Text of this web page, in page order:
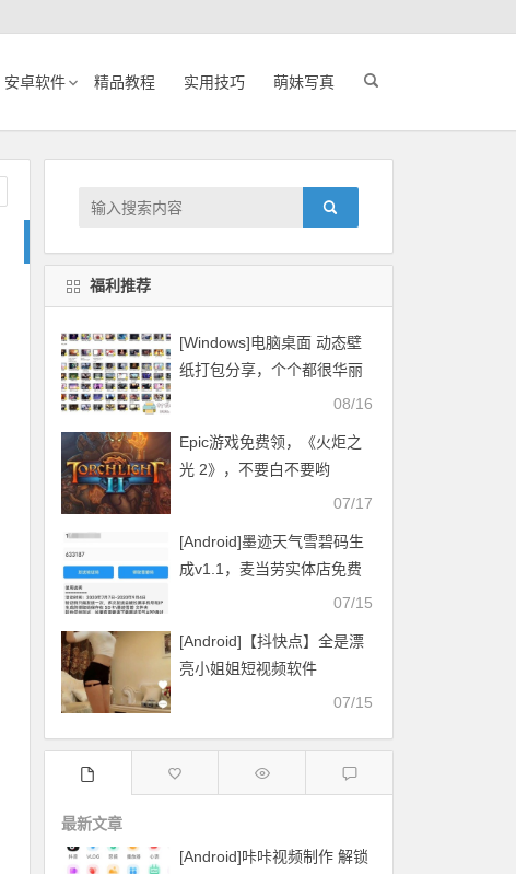
安卓软件 精品教程 实用技巧 萌妹写真
福利推荐
[Windows]电脑桌面 动态壁
纸打包分享，个个都很华丽
08/16
Epic游戏免费领，《火炬之
光 2》，不要白不要哟
07/17
[Android]墨迹天气雪碧码生
成v1.1，麦当劳实体店免费
07/15
[Android]【抖快点】全是漂
亮小姐姐短视频软件
07/15
最新文章
[Android]咔咔视频制作 解锁